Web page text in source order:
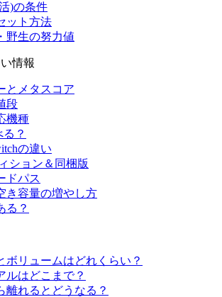
)の条件
ット方法
野生の努力値
情報
とメタスコア
段
機種
？
の違い
ション＆同梱版
ドパス
き容量の増やし方
る？
ボリュームはどれくらい？
ルはどこまで？
離れるとどうなる？